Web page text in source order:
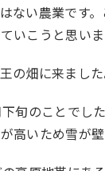
ない農業です
いこうと思いま
の畑に来ました
旬のことでし
高いため雪が